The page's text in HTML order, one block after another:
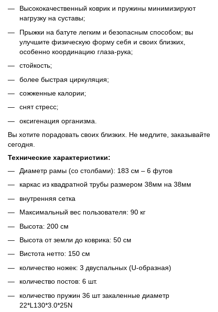
Высококачественный коврик и пружины минимизируют
нагрузку на суставы;
Прыжки на батуте легким и безопасным способом; вы
улучшите физическую форму себя и своих близких,
особенно координацию глаза-рука;
стойкость;
более быстрая циркуляция;
сожженные калории;
снят стресс;
оксигенация организма.
Вы хотите порадовать своих близких. Не медлите, заказывайте
сегодня.
Технические характеристики:
Диаметр рамы (со столбами): 183 см – 6 футов
каркас из квадратной трубы размером 38мм на 38мм
внутренняя сетка
Максимальный вес пользователя: 90 кг
Высота: 200 см
Высота от земли до коврика: 50 см
Вистота нетто: 150 см
количество ножек: 3 двуспальных (U-образная)
количество постов: 6 шт.
количество пружин 36 шт закаленные диаметр
22*L130*3.0*25N